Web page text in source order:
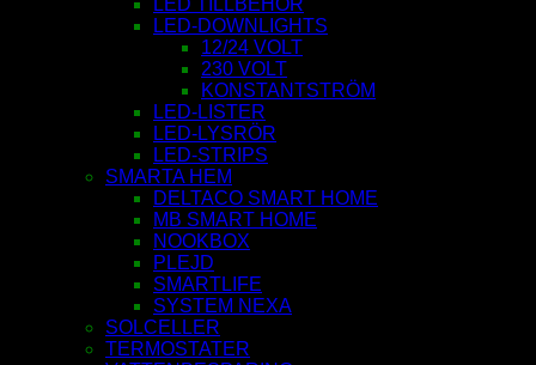
LED TILLBEHÖR
LED-DOWNLIGHTS
12/24 VOLT
230 VOLT
KONSTANTSTRÖM
LED-LISTER
LED-LYSRÖR
LED-STRIPS
SMARTA HEM
DELTACO SMART HOME
MB SMART HOME
NOOKBOX
PLEJD
SMARTLIFE
SYSTEM NEXA
SOLCELLER
TERMOSTATER